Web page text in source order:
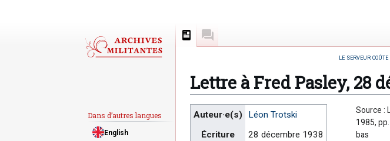
le serveur
Lettre à Fred Pasley, 28
Aller
Aller
Auteur·e(s)
Léon Trotski
Écriture
28 décembre 1938
Source :
1985,
bas
Page
Dans d’autres langues
English